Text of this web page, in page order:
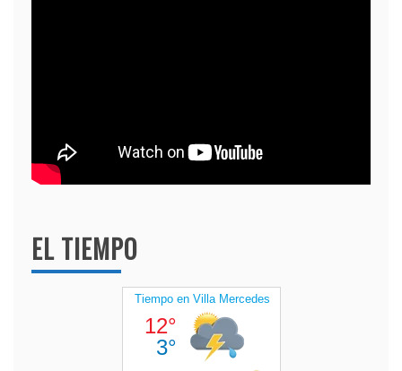
EL TIEMPO